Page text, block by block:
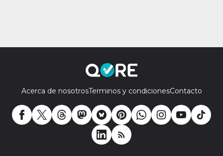
Acerca de nosotrosTerminos y condicionesContacto